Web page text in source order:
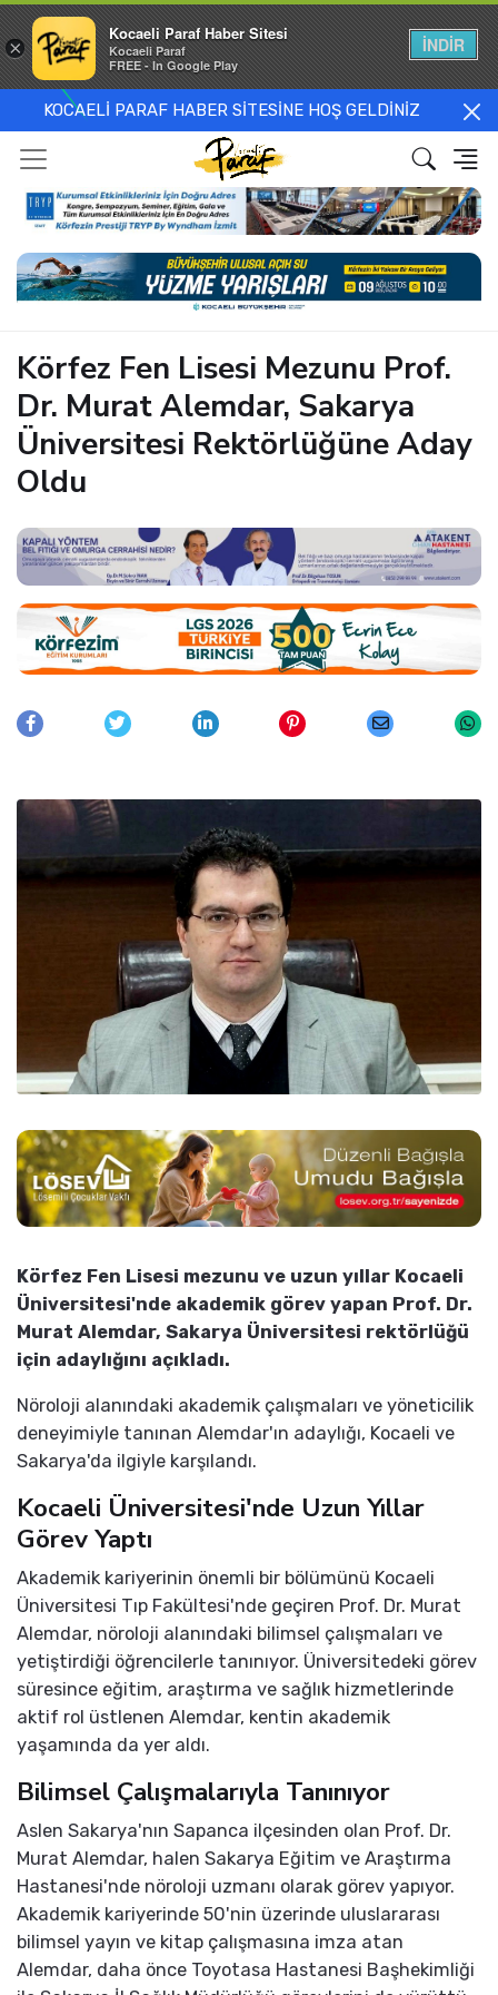
KOCAELİ PARAF HABER SİTESİNE HOŞ GELDİNİZ
Körfez Fen Lisesi Mezunu Prof.
Dr. Murat Alemdar, Sakarya
Üniversitesi Rektörlüğüne Aday
Oldu
Körfez Fen Lisesi mezunu ve uzun yıllar Kocaeli
Üniversitesi'nde akademik görev yapan Prof. Dr.
Murat Alemdar, Sakarya Üniversitesi rektörlüğü
için adaylığını açıkladı.
Nöroloji alanındaki akademik çalışmaları ve yöneticilik
deneyimiyle tanınan Alemdar'ın adaylığı, Kocaeli ve
Sakarya'da ilgiyle karşılandı.
Kocaeli Üniversitesi'nde Uzun Yıllar
Görev Yaptı
Akademik kariyerinin önemli bir bölümünü Kocaeli
Üniversitesi Tıp Fakültesi'nde geçiren Prof. Dr. Murat
Alemdar, nöroloji alanındaki bilimsel çalışmaları ve
yetiştirdiği öğrencilerle tanınıyor. Üniversitedeki görev
süresince eğitim, araştırma ve sağlık hizmetlerinde
aktif rol üstlenen Alemdar, kentin akademik
yaşamında da yer aldı.
Bilimsel Çalışmalarıyla Tanınıyor
Aslen Sakarya'nın Sapanca ilçesinden olan Prof. Dr.
Murat Alemdar, halen Sakarya Eğitim ve Araştırma
Hastanesi'nde nöroloji uzmanı olarak görev yapıyor.
Akademik kariyerinde 50'nin üzerinde uluslararası
bilimsel yayın ve kitap çalışmasına imza atan
Alemdar, daha önce Toyotasa Hastanesi Başhekimliği
×
Kocaeli Paraf Haber Sitesi
Kocaeli Paraf
FREE - In Google Play
İNDİR